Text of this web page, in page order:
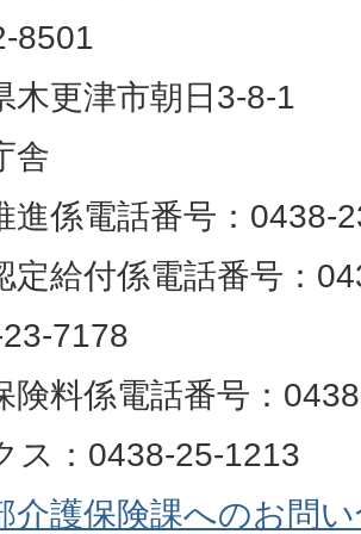
8501
木更津市朝日3-8-1
舎
進係電話番号：0438-
定給付係電話番号：
7178
険料係電話番号：
ス：0438-25-1213
介護保険課へのお問